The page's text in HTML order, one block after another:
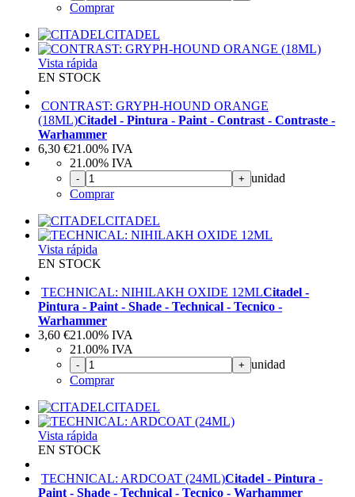
Comprar
CITADEL
Vista rápida
EN STOCK
CONTRAST: GRYPH-HOUND ORANGE
(18ML)Citadel - Pintura - Paint - Contrast - Contraste -
Warhammer
6,30 €21.00% IVA
21.00% IVA
- + unidad
Comprar
CITADEL
Vista rápida
EN STOCK
TECHNICAL: NIHILAKH OXIDE 12MLCitadel -
Pintura - Paint - Shade - Technical - Tecnico -
Warhammer
3,60 €21.00% IVA
21.00% IVA
- + unidad
Comprar
CITADEL
Vista rápida
EN STOCK
TECHNICAL: ARDCOAT (24ML)Citadel - Pintura -
Paint - Shade - Technical - Tecnico - Warhammer